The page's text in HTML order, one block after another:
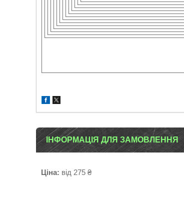
ІНФОРМАЦІЯ ДЛЯ ЗАМОВЛЕННЯ
Ціна: від 275 ₴